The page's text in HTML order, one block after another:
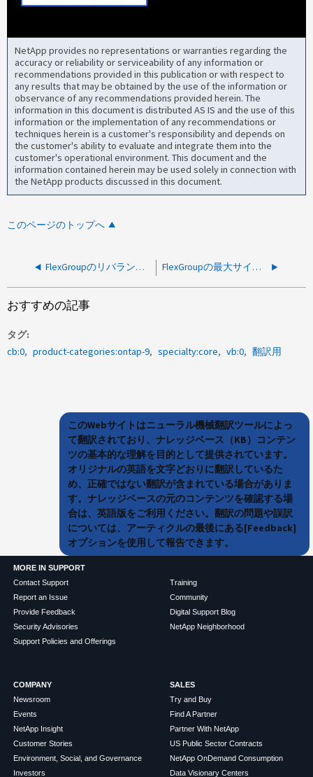
NetApp provides no representations or warranties regarding the
accuracy or reliability or serviceability of any information or
recommendations provided in this publication or with respect to
any results that may be obtained by the use of the information or
observance of any recommendations provided herein. The
information in this document is distributed AS IS and the use of this
information or the implementation of any recommendations or
techniques herein is a customer's responsibility and depends on
the customer's ability to evaluate and integrate them into the
customer's operational environment. This document and the
information contained herein may be used solely in connection with
the NetApp products discussed in this document.
このページのトップへ
FlexGroupのリバランシングではファイルは移動されません FlexGroupの最大サイズへのサイズ変更が失敗する
おすすめの記事
タグ
cb:0
product-categories:ontap-9 specialty:core vb:0 翻訳用
このWebサイトはニューラル機械翻訳ツールによっ
て翻訳されており、ナレッジベース（KB）コンテン
ツの基本的な理解を目的として提供されています。
オリジナルの英語を文字どおりに翻訳しているた
め、正確ではない翻訳が含まれている場合がありま
す。ナレッジベースの元のコンテンツを確認する場
合は、英語版をご利用ください。翻訳の問題や誤訳
については、アーティクルの最後にある[Feedback]
オプションを使用して報告できます。
MORE IN SUPPORT
Contact Support
Report an Issue
Provide Feedback
Security Advisories
Support Policies and Offerings
Training
Community
Digital Support Blog
NetApp Neighborhood
COMPANY
Newsroom
Events
NetApp Insight
Customer Stories
Environment, Social, and Governance
Investors
SALES
Try and Buy
Find A Partner
Partner With NetApp
US Public Sector Contracts
NetApp OnDemand Consumption
Data Visionary Centers